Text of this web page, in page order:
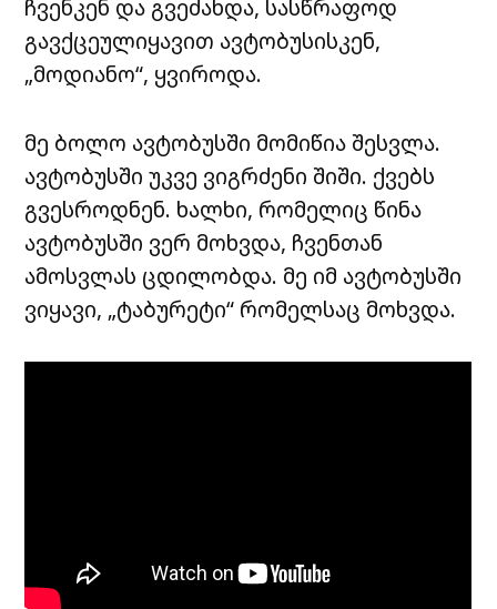
ჩვენკენ და გვეძახდა, სასწრაფოდ
გავქცეულიყავით ავტობუსისკენ,
„მოდიანო“, ყვიროდა.
მე ბოლო ავტობუსში მომიწია შესვლა.
ავტობუსში უკვე ვიგრძენი შიში. ქვებს
გვესროდნენ. ხალხი, რომელიც წინა
ავტობუსში ვერ მოხვდა, ჩვენთან
ამოსვლას ცდილობდა. მე იმ ავტობუსში
ვიყავი, „ტაბურეტი“ რომელსაც მოხვდა.